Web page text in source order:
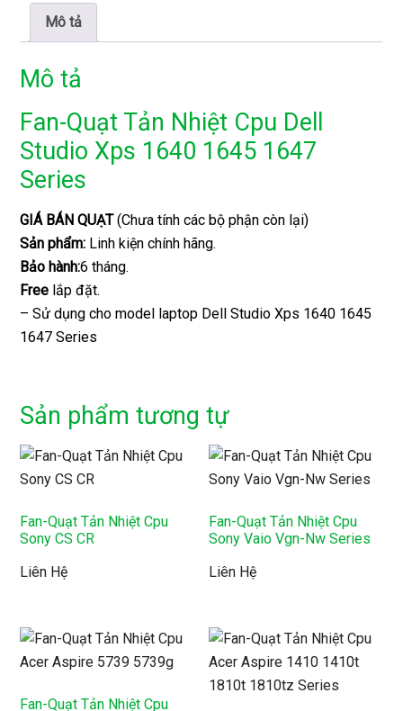
Mô tả
Mô tả
Fan-Quạt Tản Nhiệt Cpu Dell
Studio Xps 1640 1645 1647
Series
GIÁ BÁN QUẠT(Chưa tính các bộ phận còn lại)
Sản phẩm: Linh kiện chính hãng.
Bảo hành:6 tháng.
Free lắp đặt.
– Sử dụng cho model laptop Dell Studio Xps 1640 1645
1647 Series
Sản phẩm tương tự
Fan-Quạt Tản Nhiệt Cpu
Sony CS CR
Liên Hệ
Fan-Quạt Tản Nhiệt Cpu
Sony Vaio Vgn-Nw Series
Liên Hệ
Fan-Quạt Tản Nhiệt Cpu